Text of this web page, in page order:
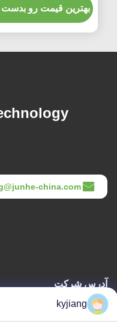
بهترین قیمت رو بدست
china.com
آدرس شرکت
kyjiang